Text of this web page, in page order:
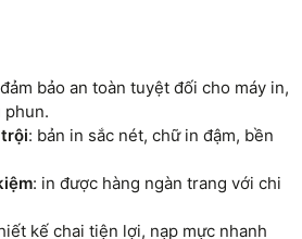
bảo an toàn tuyệt đối cho máy in,
phun.
: bản in sắc nét, chữ in đậm, bền
: in được hàng ngàn trang với chi
kế chai tiện lợi, nạp mực nhanh